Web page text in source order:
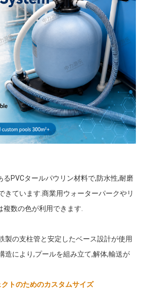
PVCタールパウリン材料で,防水性,耐磨
きています.商業用ウォーターパークやリ
数の色が利用できます.
製の支柱管と安定したベース設計が使用
造により,プールを組み立て,解体,輸送が
トのためのカスタムサイズ